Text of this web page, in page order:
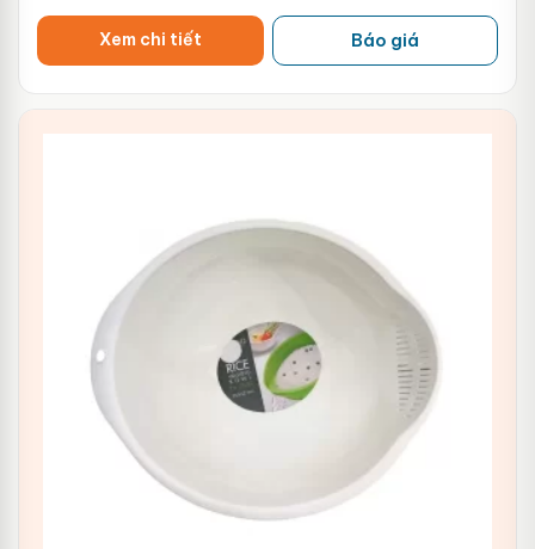
Xem chi tiết Báo giá